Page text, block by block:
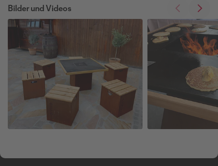
Bilder und Videos